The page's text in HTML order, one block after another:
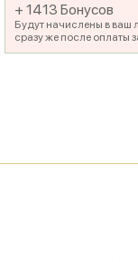
+ 1413 Бонусов
Будут начислены в ваш
сразу же после оплаты